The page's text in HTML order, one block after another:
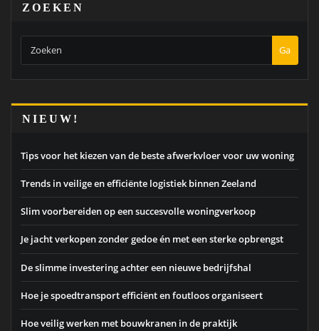
ZOEKEN
Ga
NIEUW!
Tips voor het kiezen van de beste afwerkvloer voor uw woning
Trends in veilige en efficiënte logistiek binnen Zeeland
Slim voorbereiden op een succesvolle woningverkoop
Je jacht verkopen zonder gedoe én met een sterke opbrengst
De slimme investering achter een nieuwe bedrijfshal
Hoe je spoedtransport efficiënt en foutloos organiseert
Hoe veilig werken met bouwkranen in de praktijk